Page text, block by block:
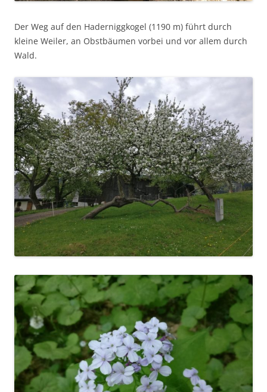
Der Weg auf den Haderniggkogel (1190 m) führt durch
kleine Weiler, an Obstbäumen vorbei und vor allem durch
Wald.